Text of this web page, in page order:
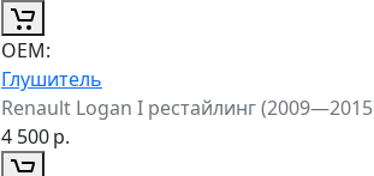
ОЕМ:
Глушитель
Renault Logan I рестайлинг
4 500р.